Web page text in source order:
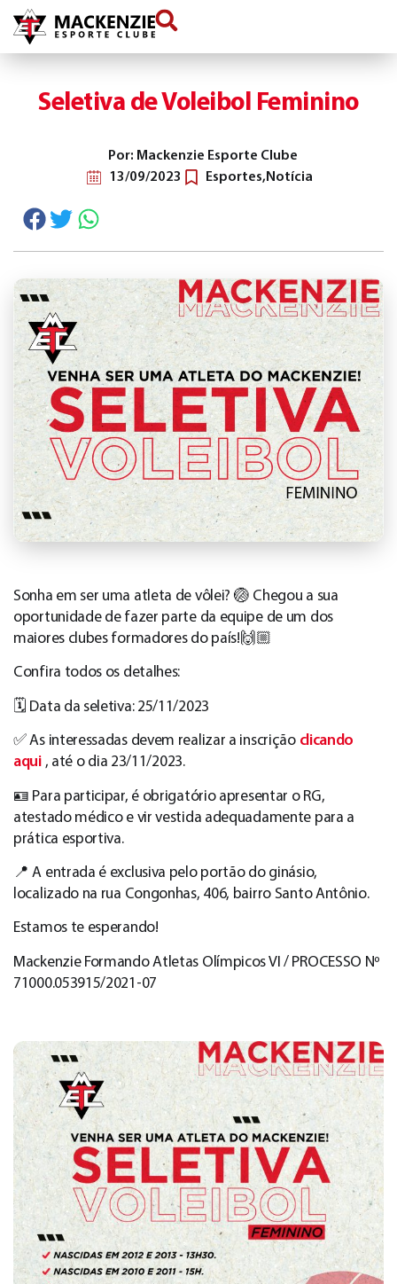
conteúdo
Seletiva de Voleibol Feminino
Por: Mackenzie Esporte Clube
13/09/2023
Esportes, Notícia
Sonha em ser uma atleta de vôlei? 🏐 Chegou a sua
oportunidade de fazer parte da equipe de um dos
maiores clubes formadores do país!🙌🏼
Confira todos os detalhes:
🗓️ Data da seletiva: 25/11/2023
✅ As interessadas devem realizar a inscrição clicando
aqui, até o dia 23/11/2023.
🪪 Para participar, é obrigatório apresentar o RG,
atestado médico e vir vestida adequadamente para a
prática esportiva.
📍 A entrada é exclusiva pelo portão do ginásio,
localizado na rua Congonhas, 406, bairro Santo Antônio.
Estamos te esperando!
Mackenzie Formando Atletas Olímpicos VI / PROCESSO Nº
71000.053915/2021-07